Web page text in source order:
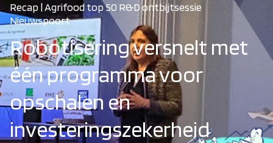
Recap | Agrifood top 50 R&D ontbijtsessie
Nieuwspoort
Robotisering versnelt met
één programma voor
opschalen en
investeringszekerheid